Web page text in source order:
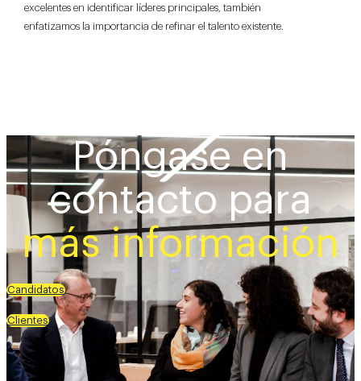
excelentes en identificar líderes principales, también
enfatizamos la importancia de refinar el talento existente.
Póngase en
contacto para
más información
Candidatos
Clientes